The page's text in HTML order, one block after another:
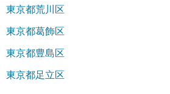
東京都荒川区
東京都葛飾区
東京都豊島区
東京都足立区